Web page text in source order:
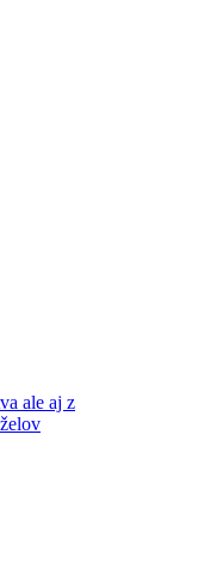
ale aj z